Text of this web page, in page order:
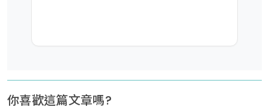
你喜歡這篇文章嗎?